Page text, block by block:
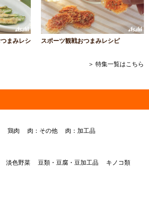
まみレシ
スポーツ観戦おつまみレシピ
＞ 特集一覧はこちら
鶏肉 肉：その他 肉：加工品
淡色野菜 豆類・豆腐・豆加工品
キノコ類